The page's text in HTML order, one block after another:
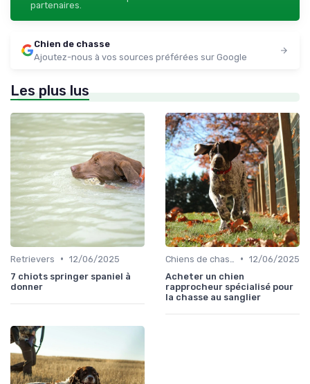
partenaires.
Chien de chasse
Ajoutez-nous à vos sources préférées sur Google
Les plus lus
Retrievers • 12/06/2025
7 chiots springer spaniel à
donner
• 12/06/2025
Acheter un chien
rapprocheur spécialisé pour
la chasse au sanglier